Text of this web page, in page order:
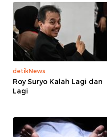
detikNews
Roy Suryo Kalah Lagi dan
Lagi